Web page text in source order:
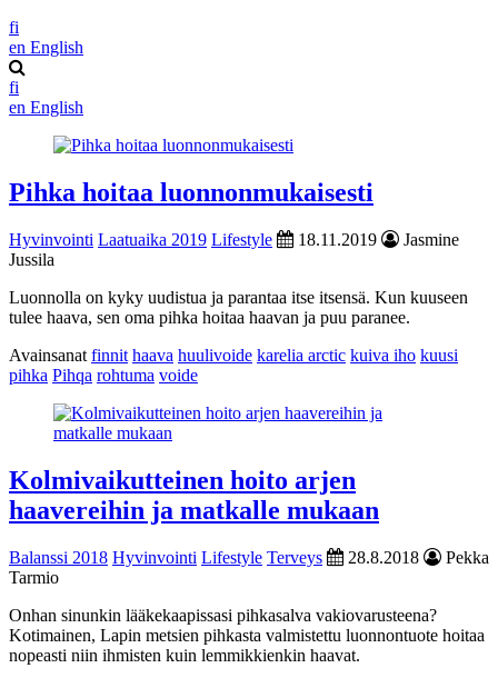
fi
en English
fi
en English
Pihka hoitaa luonnonmukaisesti
Hyvinvointi Laatuaika 2019 Lifestyle 18.11.2019
Jasmine
Jussila
Luonnolla on kyky uudistua ja parantaa itse itsensä. Kun kuuseen
tulee haava, sen oma pihka hoitaa haavan ja puu paranee.
Avainsanat finnit haava huulivoide karelia arctic kuiva iho kuusi
pihka Pihqa rohtuma voide
Kolmivaikutteinen hoito arjen
haavereihin ja matkalle mukaan
Balanssi 2018 Hyvinvointi Lifestyle Terveys 28.8.2018
Pekka
Tarmio
Onhan sinunkin lääkekaapissasi pihkasalva vakiovarusteena?
Kotimainen, Lapin metsien pihkasta valmistettu luonnontuote hoitaa
nopeasti niin ihmisten kuin lemmikkienkin haavat.